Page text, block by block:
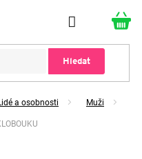
Hledat
a osobnosti Muži